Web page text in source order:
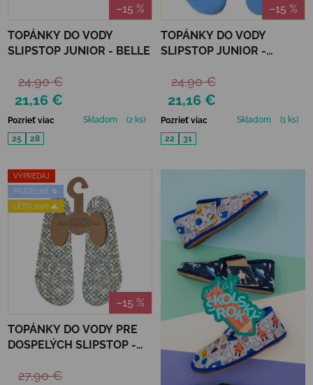
–15 %
TOPÁNKY DO VODY
SLIPSTOP JUNIOR - BELLE
21,16 €
24,90 €
Pozrieť viac Skladom
(2 ks)
25
28
–15 %
TOPÁNKY DO VODY
SLIPSTOP JUNIOR -
21,16 €
24,90 €
Pozrieť viac Skladom
(1 ks)
22
31
VÝPREDAJ
PRATEĽNÉ 🌀
LETO 2026 🌊
–15 %
TOPÁNKY DO VODY PRE
DOSPELÝCH SLIPSTOP -
27,90 €